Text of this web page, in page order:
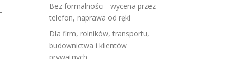
Bez formalności - wycena przez
telefon, naprawa od ręki
Dla firm, rolników, transportu,
budownictwa i klientów